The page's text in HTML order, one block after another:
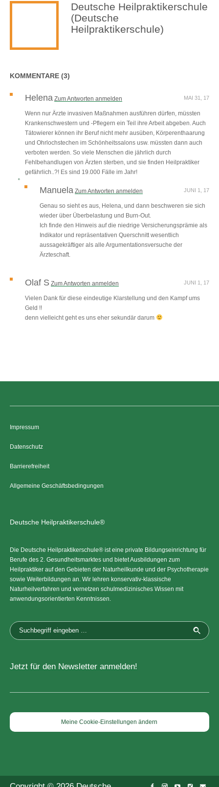
Deutsche Heilpraktikerschule
(Deutsche
Heilpraktikerschule)
KOMMENTARE (3)
Helena Zum Antworten anmelden MAI 31, 17
Wenn nur Ärzte invasiven Maßnahmen ausführen dürfen, müssten
Krankenschwestern und -Pflegern ein Teil ihre Arbeit abgeben. Auch
Tätowierer können ihr Beruf nicht mehr ausüben, Körperenthaarung
und Ohrlochstechen im Schönheitssalons usw. müssten dann auch
verboten werden. So viele Menschen die jährlich durch
Fehlbehandlugen von Ärzten sterben, und sie finden Heilpraktiker
gefährlich..?! Es sind 19.000 Fälle im Jahr!
Manuela Zum Antworten anmelden JUNI 1, 17
Genau so sieht es aus, Helena, und dann beschweren sie sich
wieder über Überbelastung und Burn-Out.
Ich finde den Hinweis auf die niedrige Versicherungsprämie als
Indikator und repräsentativen Querschnitt wesentlich
aussagekräftiger als alle Argumentationsversuche der
Ärzteschaft.
Olaf S Zum Antworten anmelden JUNI 1, 17
Vielen Dank für diese eindeutige Klarstellung und den Kampf ums
Geld !!
denn vielleicht geht es uns eher sekundär darum
Impressum
Datenschutz
Barrierefreiheit
Allgemeine Geschäftsbedingungen
Deutsche Heilpraktikerschule®
Die Deutsche Heilpraktikerschule® ist eine private Bildungseinrichtung für
Berufe des 2. Gesundheitsmarktes und bietet Ausbildungen zum
Heilpraktiker auf den Gebieten der Naturheilkunde und der Psychotherapie
sowie Weiterbildungen an. Wir lehren konservativ-klassische
Naturheilverfahren und vernetzen schulmedizinisches Wissen mit
anwendungsorientierten Kenntnissen.
Jetzt für den Newsletter anmelden!
Meine Cookie-Einstellungen ändern